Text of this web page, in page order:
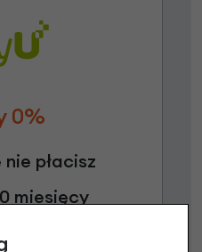
0%
płacisz
miesięcy